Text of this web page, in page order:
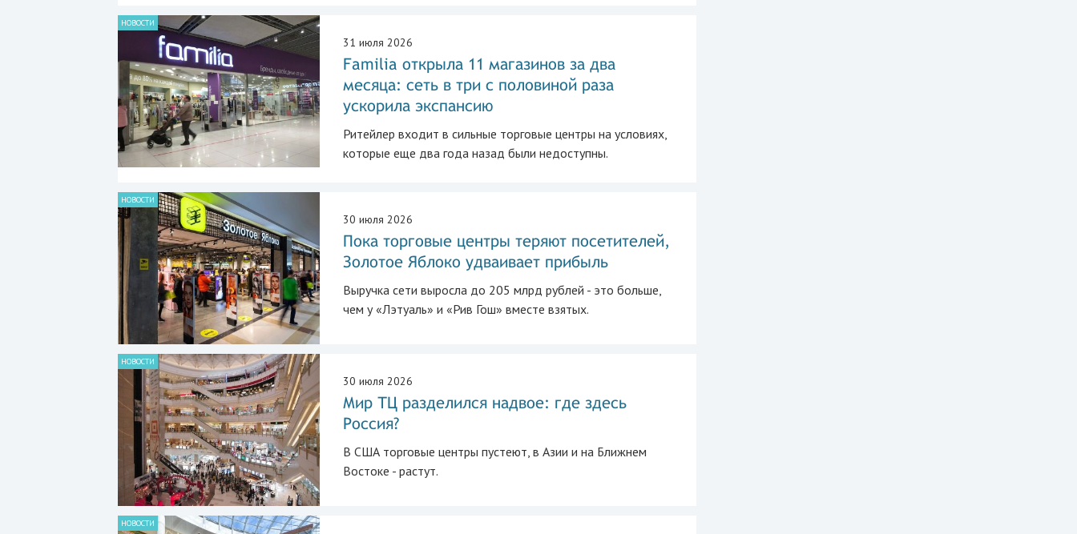
НОВОСТИ
31 июля 2026
Familia открыла 11 магазинов за два
месяца: сеть в три с половиной раза
ускорила экспансию
Ритейлер входит в сильные торговые центры на условиях,
которые еще два года назад были недоступны.
НОВОСТИ
30 июля 2026
Пока торговые центры теряют посетителей,
Золотое Яблоко удваивает прибыль
Выручка сети выросла до 205 млрд рублей - это больше,
чем у «Лэтуаль» и «Рив Гош» вместе взятых.
НОВОСТИ
30 июля 2026
Мир ТЦ разделился надвое: где здесь
Россия?
В США торговые центры пустеют, в Азии и на Ближнем
Востоке - растут.
НОВОСТИ